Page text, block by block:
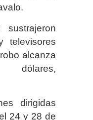
televisores
alcanza
dirigidas
24 y 28 de